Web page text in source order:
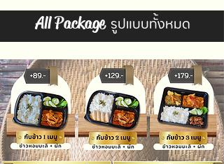
All Packageรูปแบบทั้งหมด